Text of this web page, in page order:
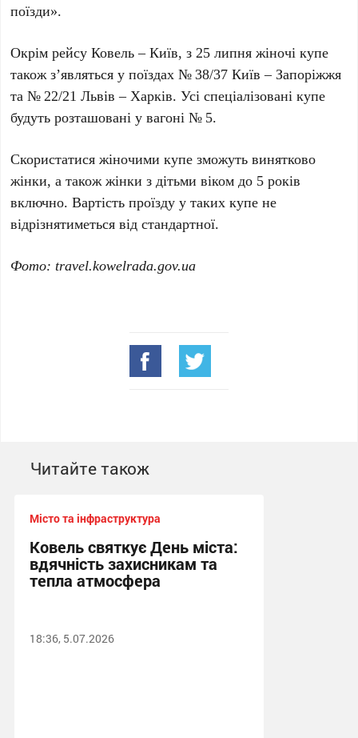
поїзди».
Окрім рейсу Ковель – Київ, з 25 липня жіночі купе
також з’являться у поїздах № 38/37 Київ – Запоріжжя
та № 22/21 Львів – Харків. Усі спеціалізовані купе
будуть розташовані у вагоні № 5.
Скористатися жіночими купе зможуть винятково
жінки, а також жінки з дітьми віком до 5 років
включно. Вартість проїзду у таких купе не
відрізнятиметься від стандартної.
Фото: travel.kowelrada.gov.ua
Читайте також
Місто та інфраструктура
Ковель святкує День міста:
вдячність захисникам та
тепла атмосфера
18:36, 5.07.2026